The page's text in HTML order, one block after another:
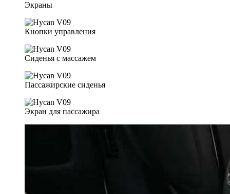
Экраны
Кнопки управления
Сиденья с массажем
Пассажирские сиденья
Экран для пассажира